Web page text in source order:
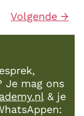
Volgende →
Je mag ons
& je